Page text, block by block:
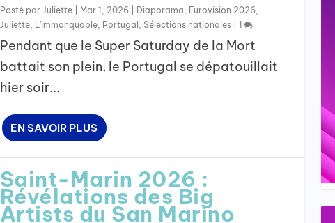
Posté par Juliette| Mar 1, 2026| Diaporama Eurovision 2026,
Juliette, L'immanquable, Portugal Sélections nationales| 1
Pendant que le Super Saturday de la Mort
battait son plein, le Portugal se dépatouillait
hier soir...
EN SAVOIR PLUS
Saint-Marin 2026 :
Révélations des Big
Artists du San Marino